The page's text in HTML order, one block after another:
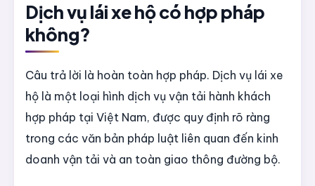
Dịch vụ lái xe hộ có hợp pháp
không?
Câu trả lời là hoàn toàn hợp pháp. Dịch vụ lái xe
hộ là một loại hình dịch vụ vận tải hành khách
hợp pháp tại Việt Nam, được quy định rõ ràng
trong các văn bản pháp luật liên quan đến kinh
doanh vận tải và an toàn giao thông đường bộ.